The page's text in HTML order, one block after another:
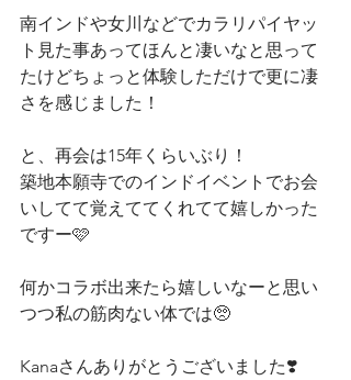
南インドや女川などでカラリパイヤッ
ト見た事あってほんと凄いなと思って
たけどちょっと体験しただけで更に凄
さを感じました！
と、再会は15年くらいぶり！
築地本願寺でのインドイベントでお会
いしてて覚えててくれてて嬉しかった
ですー🩷
何かコラボ出来たら嬉しいなーと思い
つつ私の筋肉ない体では🥺
Kanaさんありがとうございました❣️